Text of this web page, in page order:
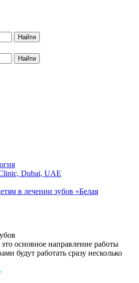
Найти
Найти
Dubai, UAE
в лечении зубов «Белая
основное направление работы
будут работать сразу несколько